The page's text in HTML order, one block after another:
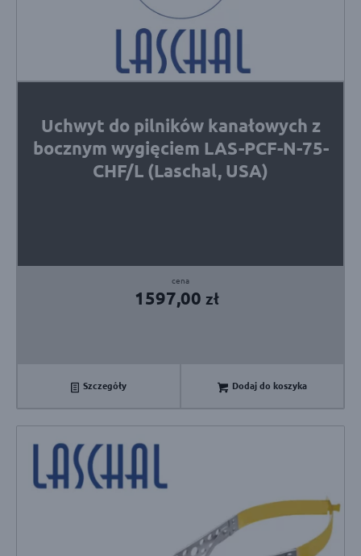
Uchwyt do pilników kanałowych z
bocznym wygięciem LAS-PCF-N-75-
CHF/L (Laschal, USA)
1597,00 zł
Dodaj do koszyka
Szczegóły